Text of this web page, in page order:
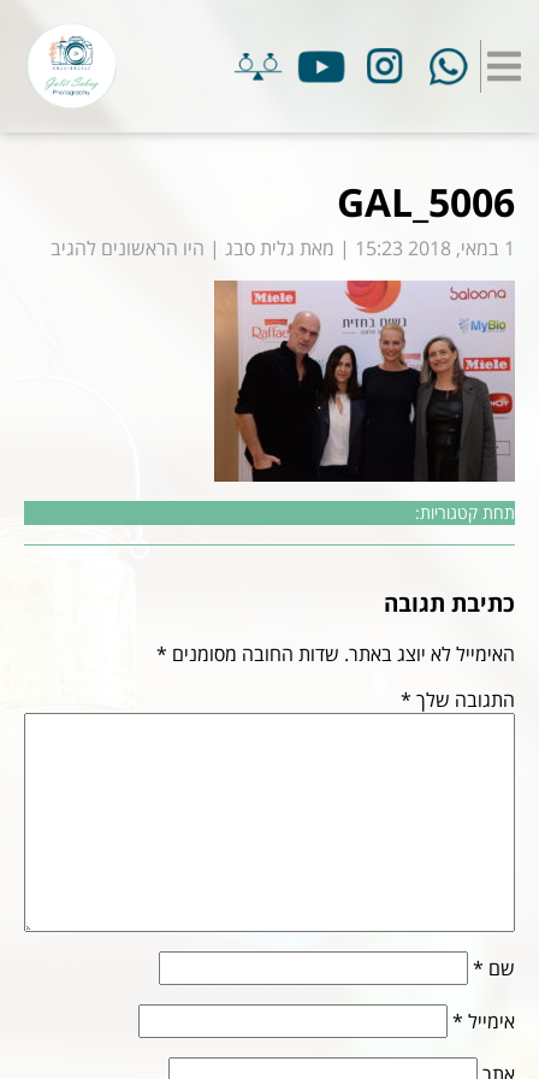
GAL_5006
1 במאי, 2018 15:23 | מאת גלית סבג | היו הראשונים להגיב
תחת קטגוריות:
כתיבת תגובה
האימייל לא יוצג באתר. שדות החובה מסומנים *
התגובה שלך *
שם *
אימייל *